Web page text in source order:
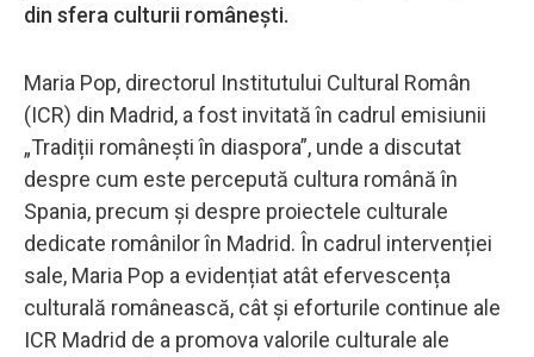
din sfera culturii românești.
Maria Pop, directorul Institutului Cultural Român
(ICR) din Madrid, a fost invitată în cadrul emisiunii
„Tradiții românești în diaspora”, unde a discutat
despre cum este percepută cultura română în
Spania, precum și despre proiectele culturale
dedicate românilor în Madrid. În cadrul intervenției
sale, Maria Pop a evidențiat atât efervescența
culturală românească, cât și eforturile continue ale
ICR Madrid de a promova valorile culturale ale